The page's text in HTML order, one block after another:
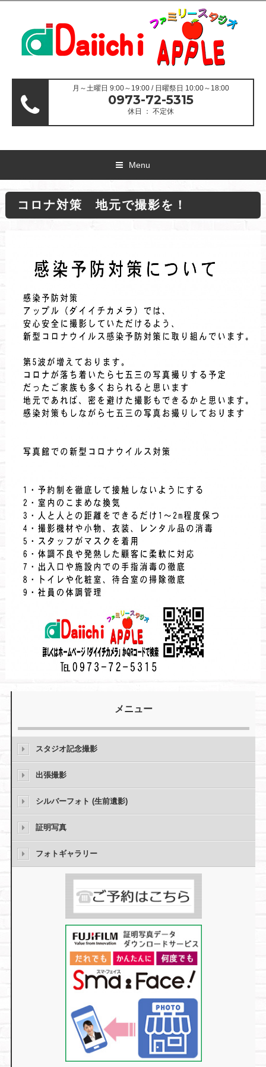
月～土曜日 9:00～19:00 / 日曜祭日 10:00～18:00
0973-72-5315
休日 ： 不定休
Menu
コロナ対策 地元で撮影を！
メニュー
スタジオ記念撮影
出張撮影
シルバーフォト (生前遺影)
証明写真
フォトギャラリー